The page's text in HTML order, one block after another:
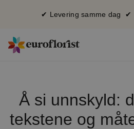
✔ Levering samme dag ✔
Å si unnskyld:
tekstene og